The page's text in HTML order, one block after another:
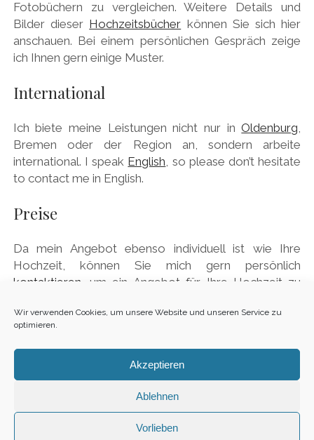
Wir verwenden Cookies, um unsere Website und unseren Service zu
optimieren.
Akzeptieren
Ablehnen
Vorlieben
Fotobüchern zu vergleichen. Weitere Details und
Bilder dieser Hochzeitsbücher können Sie sich hier
anschauen. Bei einem persönlichen Gespräch zeige
ich Ihnen gern einige Muster.
International
Ich biete meine Leistungen nicht nur inOldenburg,
Bremen oder der Region an, sondern arbeite
international. I speak English, so please don’t hesitate
to contact me in English.
Preise
Da mein Angebot ebenso individuell ist wie Ihre
Hochzeit, können Sie mich gern persönlich
kontaktieren , um ein Angebot für Ihre Hochzeit zu
ausschließlich mit festem Buchungsvertrag.
Impressum·Datenschutz